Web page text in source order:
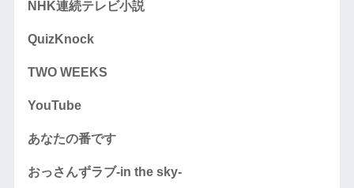
NHK連続テレビ小説
QuizKnock
TWO WEEKS
YouTube
あなたの番です
おっさんずラブ-in the sky-